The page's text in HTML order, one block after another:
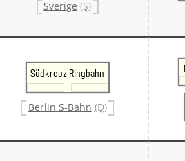
Sverige (S)
Südkreuz Ringbahn
Berlin S-Bahn (D)